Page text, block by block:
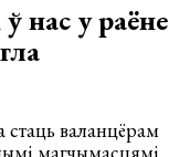
нас у раёне
валанцёрам